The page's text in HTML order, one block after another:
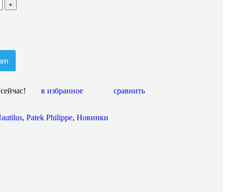
в избранное сравнить
, Patek Philippe, Новинки